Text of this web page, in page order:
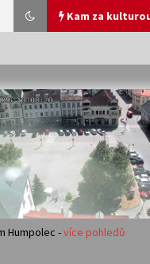
Kam za
Veselí muzikanti
30. 7. 2026
Votavžatský ploty
23. 7. 2026
Humpolec -více pohledů